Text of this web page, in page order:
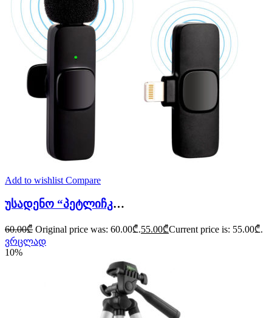
Add to wishlistCompare
უსადენო “პეტლიჩკა” მიკროფონი k9(iphone)
60.00₾ Original price was: 60.00₾.55.00₾Current price is: 55.00₾.
ვრცლად
10%